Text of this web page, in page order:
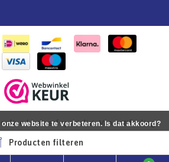
bootverf specialist. Van antifouling
reserved - RealizationInStijl Media
Producten filteren
website te verbeteren. Is dat akkoord?
Nee Meer over cookies »